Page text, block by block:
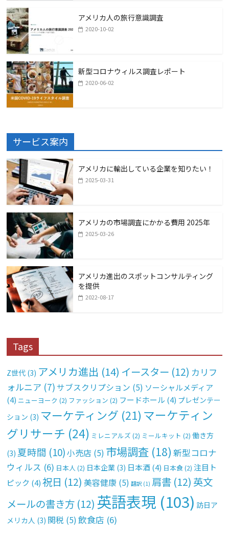
アメリカ人の旅行意識調査
2020-10-02
新型コロナウィルス調査レポート
2020-06-02
サービス案内
アメリカに輸出している企業を知りたい！
2025-03-31
アメリカの市場調査にかかる費用 2025年
2025-03-26
アメリカ進出のスポットコンサルティング
を提供
2022-08-17
Tags
Z世代 (3) アメリカ進出 (14) イースター (12) カリフ
ォルニア (7)サブスクリプション (5) ソーシャルメディア
(4) ニューヨーク (2) ファッション (2) フードホール (4) プレゼンテー
ション (3) マーケティング (21) マーケティン
グリサーチ (24) ミレニアルズ (2) ミールキット (2) 働き方
(3) 夏時間 (10)小売店 (5) 市場調査 (18) 新型コロナ
ウィルス (6) 日本人 (2) 日本企業 (3) 日本酒(4) 日本食(2) 注目ト
ピック (4) 祝日 (12) 美容健康 (5) 翻訳 (1) 肩書 (12) 英文
メールの書き方 (12) 英語表現 (103) 訪日ア
メリカ人 (3) 関税 (5) 飲食店 (6)